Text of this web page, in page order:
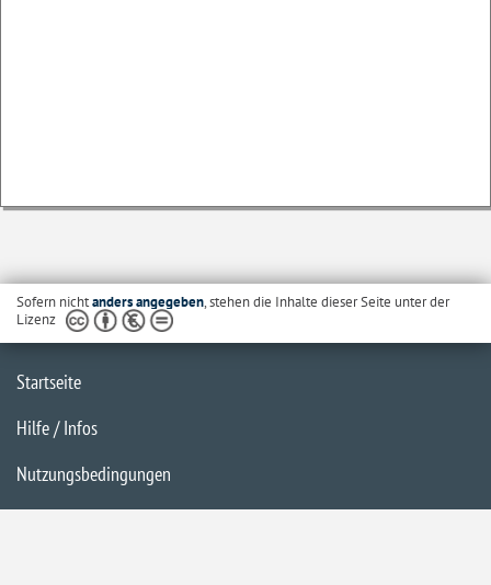
Sofern nichtanders angegeben, stehen die Inhalte dieser Seite unter der
Lizenz
Startseite
Hilfe / Infos
Nutzungsbedingungen